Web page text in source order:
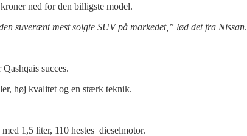
ned for den billigste model.
suverænt mest solgte SUV på markedet,” lød det fra Nissan.
succes.
høj kvalitet og en stærk teknik.
1,5 liter, 110 hestes dieselmotor.